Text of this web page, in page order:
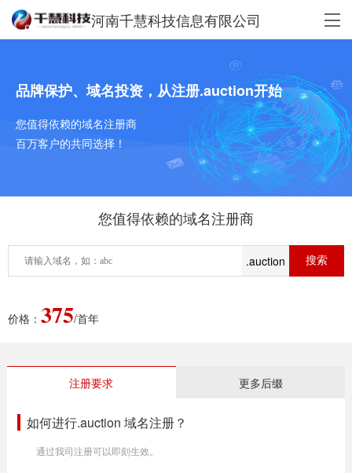
河南千慧科技信息有限公司
品牌保护、域名投资，从注册.auction开始
您值得依赖的域名注册商
百万客户的共同选择！
您值得依赖的域名注册商
.auction
价格： 375/首年
注册要求 更多后缀
如何进行.auction 域名注册？
通过我司注册可以即刻生效。